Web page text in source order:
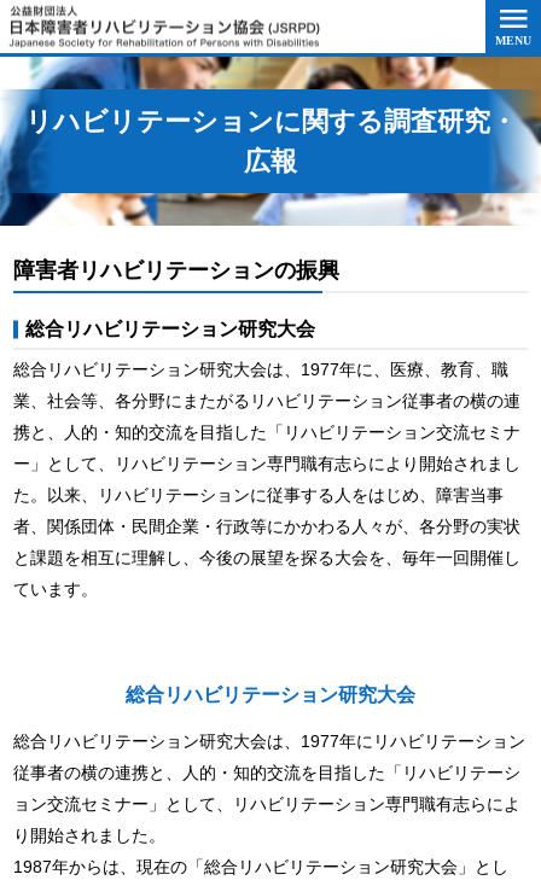
このページの本文へ移動
リハビリテーションに関する調査研究・
広報
障害者リハビリテーションの振興
総合リハビリテーション研究大会
総合リハビリテーション研究大会は、1977年に、医療、教育、職
業、社会等、各分野にまたがるリハビリテーション従事者の横の連
携と、人的・知的交流を目指した「リハビリテーション交流セミナ
ー」として、リハビリテーション専門職有志らにより開始されまし
た。以来、リハビリテーションに従事する人をはじめ、障害当事
者、関係団体・民間企業・行政等にかかわる人々が、各分野の実状
と課題を相互に理解し、今後の展望を探る大会を、毎年一回開催し
ています。
総合リハビリテーション研究大会
総合リハビリテーション研究大会は、1977年にリハビリテーション
従事者の横の連携と、
人的・知的交流を目指した「リハビリテーシ
ョン交流セミナー」として、
リハビリテーション専門職有志らによ
り開始されました。
1987年からは、現在の「総合リハビリテーション研究大会」とし